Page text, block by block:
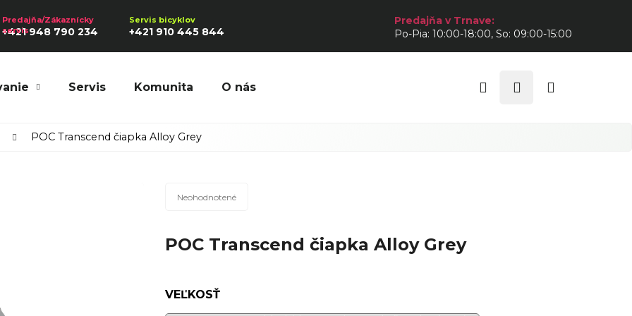
+421 948 790 234 +421 910 445 844
Predajňa v Trnave:
Po-Pia: 10:00-18:00, So: 09:00-15:00
Servis Komunita O nás Hľadať Prihlásenie
POC Transcend čiapka Alloy Grey
Priemerné
je
5
Neohodnotené
POC Transcend čiapka Alloy Grey
VEĽKOSŤ